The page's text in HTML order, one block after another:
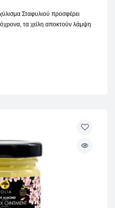
Σταφυλιού προσφέρει
τα χείλη αποκτούν λάμψη